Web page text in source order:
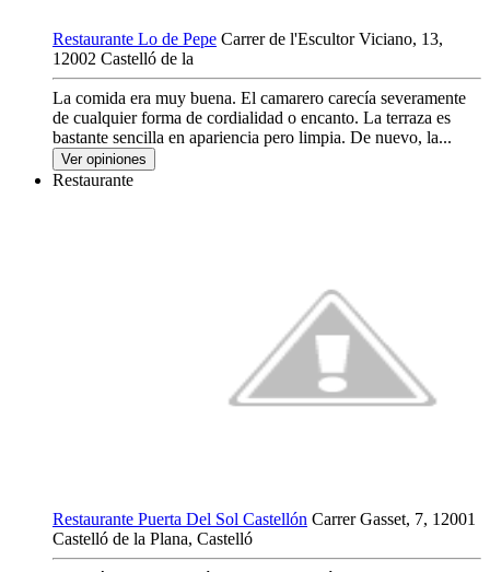
Restaurante Lo de Pepe Carrer de l'Escultor Viciano, 13,
12002 Castelló de la
La comida era muy buena. El camarero carecía severamente
de cualquier forma de cordialidad o encanto. La terraza es
bastante sencilla en apariencia pero limpia. De nuevo, la...
Ver opiniones
Restaurante
Restaurante Puerta Del Sol Castellón Carrer Gasset, 7, 12001
Castelló de la Plana, Castelló